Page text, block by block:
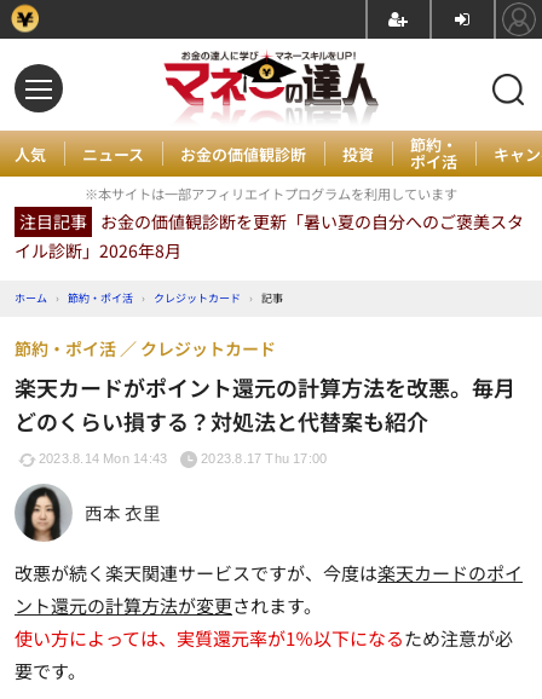
人気 ニュース お金の価値観診断 投資 節約・
ポイ活 キャ
※本サイトは一部アフィリエイトプログラムを利用しています
注目記事 お金の価値観診断を更新「暑い夏の自分へのご褒美スタ
イル診断」2026年8月
ホーム › 節約・ポイ活 › クレジットカード › 記事
楽天カードがポイント還元の計算方法を改悪。毎月
どのくらい損する？対処法と代替案も紹介
節約・ポイ活 クレジットカード
2023.8.14 Mon 14:43 2023.8.17 Thu 17:00
西本 衣里
改悪が続く楽天関連サービスですが、今度は楽天カードのポイ
ント還元の計算方法が変更されます。
使い方によっては、実質還元率が1％以下になるため注意が必
要です。